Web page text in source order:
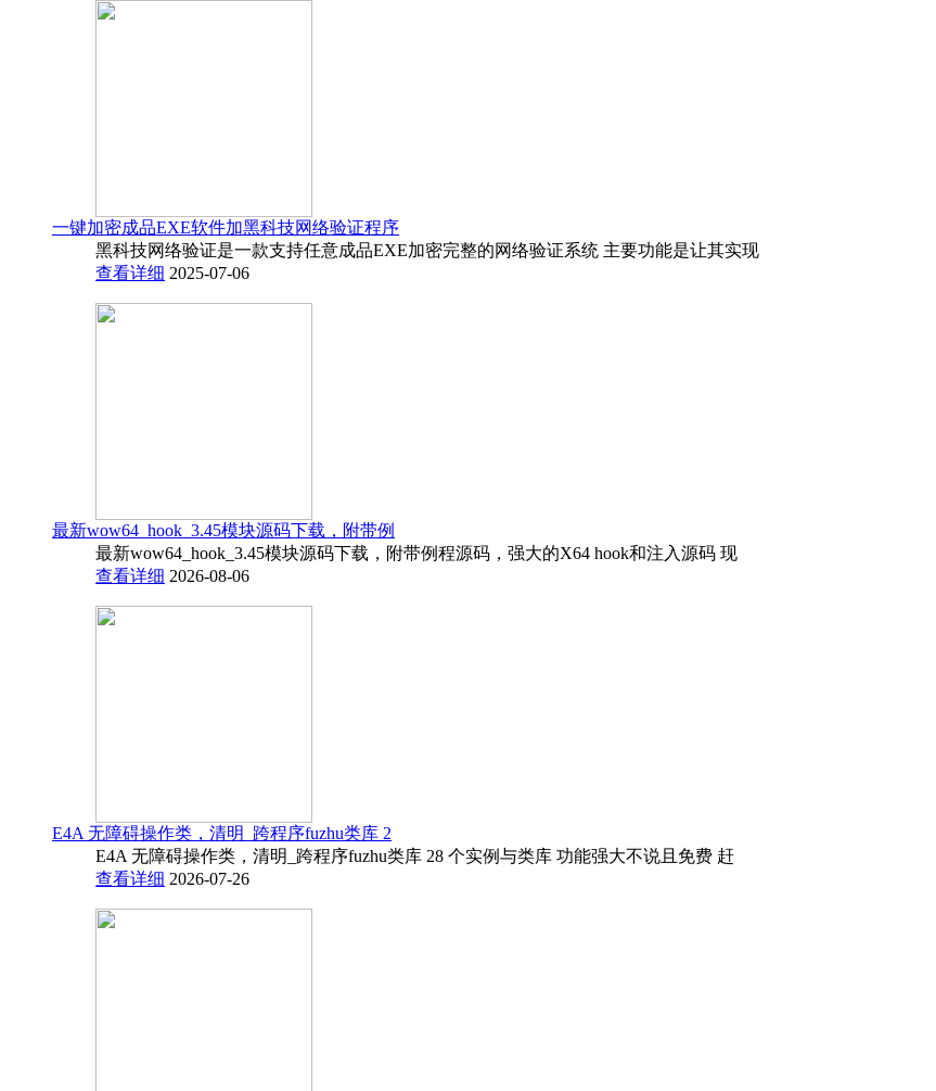
一键加密成品EXE软件加黑科技网络验证程序
黑科技网络验证是一款支持任意成品EXE加密完整的网络验证系统 主要功能是让其实现
查看详细 2025-07-06
最新wow64_hook_3.45模块源码下载，附带例
最新wow64_hook_3.45模块源码下载，附带例程源码，强大的X64 hook和注入源码 现
查看详细 2026-08-06
E4A 无障碍操作类，清明_跨程序fuzhu类库 2
E4A 无障碍操作类，清明_跨程序fuzhu类库 28 个实例与类库 功能强大不说且免费 赶
查看详细 2026-07-26